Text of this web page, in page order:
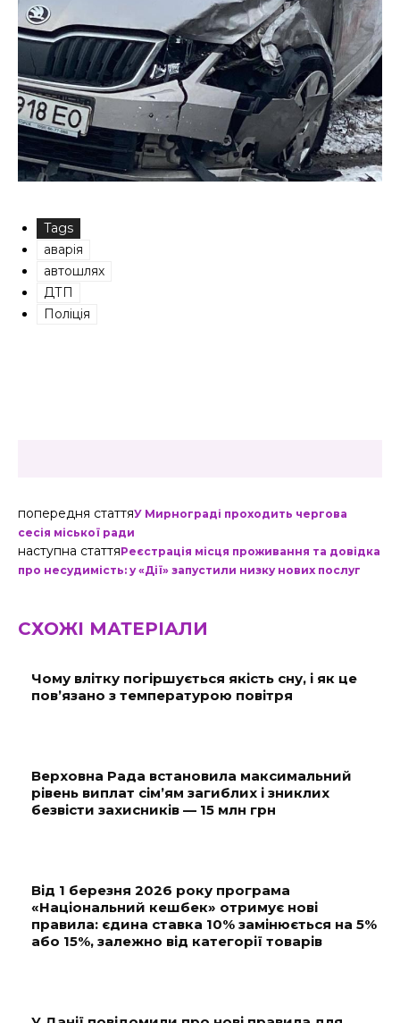
Tags
аварія
автошлях
ДТП
Поліція
попередня статтяУ Мирнограді проходить чергова
сесія міської ради
наступна статтяРеєстрація місця проживання та довідка
про несудимість: у «Дії» запустили низку нових послуг
СХОЖІ МАТЕРІАЛИ
Чому влітку погіршується якість сну, і як це
пов’язано з температурою повітря
Верховна Рада встановила максимальний
рівень виплат сім’ям загиблих і зниклих
безвісти захисників — 15 млн грн
Від 1 березня 2026 року програма
«Національний кешбек» отримує нові
правила: єдина ставка 10% замінюється на 5%
або 15%, залежно від категорії товарів